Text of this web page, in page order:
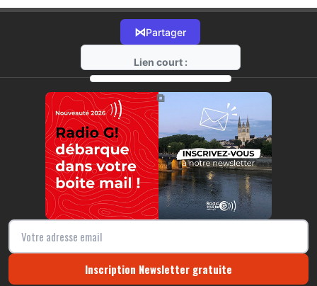
⋈Partager
Lien court :
https://radio-g.fr?9308
⧉
Inscription Newsletter gratuite